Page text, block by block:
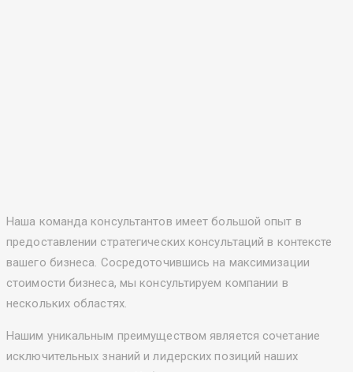
Наша команда консультантов имеет большой опыт в
предоставлении стратегических консультаций в контексте
вашего бизнеса. Сосредоточившись на максимизации
стоимости бизнеса, мы консультируем компании в
нескольких областях.
Нашим уникальным преимуществом является сочетание
исключительных знаний и лидерских позиций наших